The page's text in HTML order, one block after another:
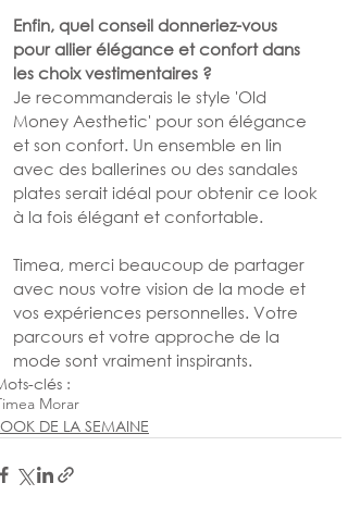
Enfin, quel conseil donneriez-vous
pour allier élégance et confort dans
les choix vestimentaires ?
Je recommanderais le style 'Old
Money Aesthetic' pour son élégance
et son confort. Un ensemble en lin
avec des ballerines ou des sandales
plates serait idéal pour obtenir ce look
à la fois élégant et confortable.
Timea, merci beaucoup de partager
avec nous votre vision de la mode et
vos expériences personnelles. Votre
parcours et votre approche de la
mode sont vraiment inspirants.
clés :
Morar
DE LA SEMAINE